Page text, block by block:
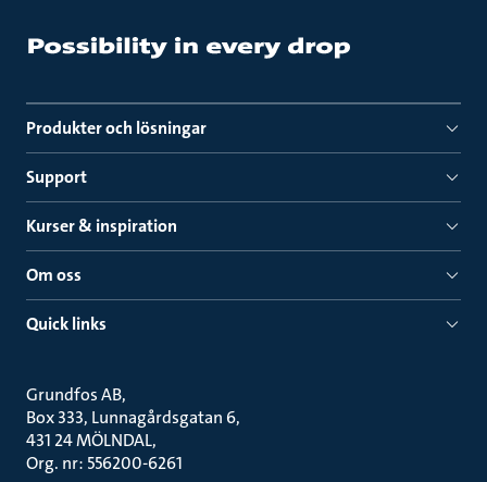
Produkter och lösningar
Support
Kurser & inspiration
Om oss
Quick links
Grundfos AB
Box 333, Lunnagårdsgatan 6
431 24 MÖLNDAL
Org. nr: 556200-6261